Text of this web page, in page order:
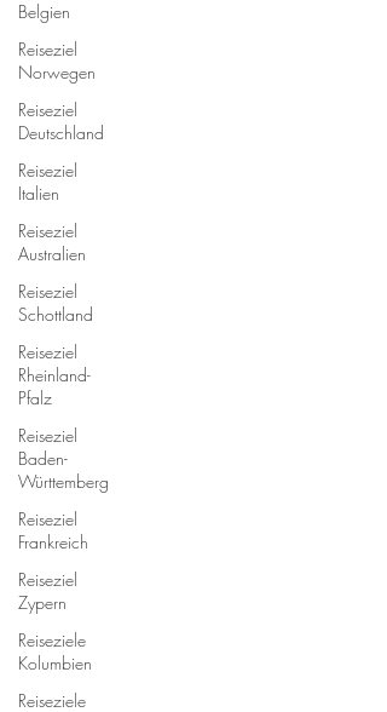
Belgien
Reiseziel
Norwegen
Reiseziel
Deutschland
Reiseziel
Italien
Reiseziel
Australien
Reiseziel
Schottland
Reiseziel
Rheinland-
Pfalz
Reiseziel
Baden-
Württemberg
Reiseziel
Frankreich
Reiseziel
Zypern
Reiseziele
Kolumbien
Reiseziele